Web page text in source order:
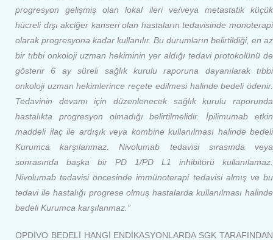
progresyon gelişmiş olan lokal ileri ve/veya metastatik küçük
hücreli dışı akciğer kanseri olan hastaların tedavisinde monoterapi
olarak progresyona kadar kullanılır. Bu durumların belirtildiği, en az
bir tıbbi onkoloji uzman hekiminin yer aldığı tedavi protokolünü de
gösterir 6 ay süreli sağlık kurulu raporuna dayanılarak tıbbi
onkoloji uzman hekimlerince reçete edilmesi halinde bedeli ödenir.
Tedavinin devamı için düzenlenecek sağlık kurulu raporunda
hastalıkta progresyon olmadığı belirtilmelidir. İpilimumab etkin
maddeli ilaç ile ardışık veya kombine kullanılması halinde bedeli
Kurumca karşılanmaz. Nivolumab tedavisi sırasında veya
sonrasında başka bir PD 1/PD L1 inhibitörü kullanılamaz.
Nivolumab tedavisi öncesinde immünoterapi tedavisi almış ve bu
tedavi ile hastalığı progrese olmuş hastalarda kullanılması halinde
bedeli Kurumca karşılanmaz.”
OPDİVO BEDELİ HANGİ ENDİKASYONLARDA SGK TARAFINDAN